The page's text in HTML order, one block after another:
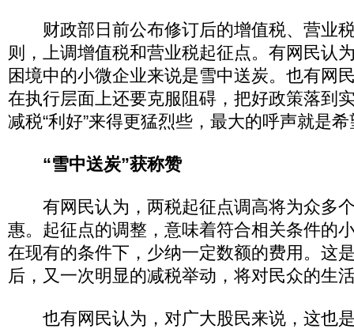
财政部日前公布修订后的增值税、营业
则，上调增值税和营业税起征点。有网民认
困境中的小微企业来说是雪中送炭。也有网
在执行层面上还要克服阻碍，把好政策落到
减税“利好”来得更猛烈些，最大的呼声就是
“雪中送炭”获称赞
有网民认为，两税起征点调高将为众多
惠。起征点的调整，意味着符合相关条件的
在现有的条件下，少纳一定数额的费用。这
后，又一次明显的减税举动，将对民众的生
也有网民认为，对广大股民来说，这也